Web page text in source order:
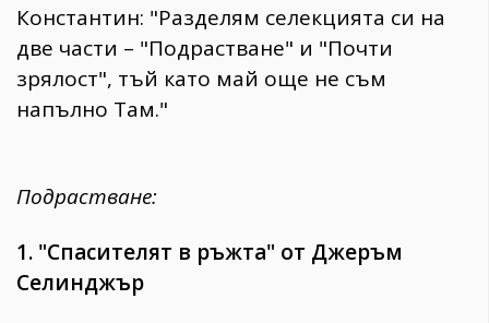
Константин: "Разделям селекцията си на
две части – "Подрастване" и "Почти
зрялост", тъй като май още не съм
напълно Там."
Подрастване:
1. "Спасителят в ръжта" от Джеръм
Селинджър